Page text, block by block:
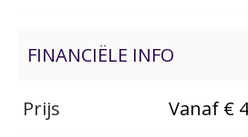
FINANCIËLE INFO
Prijs Vanaf €